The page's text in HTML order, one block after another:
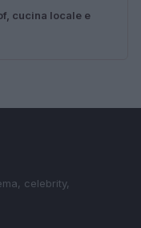
cucina locale e
celebrity,